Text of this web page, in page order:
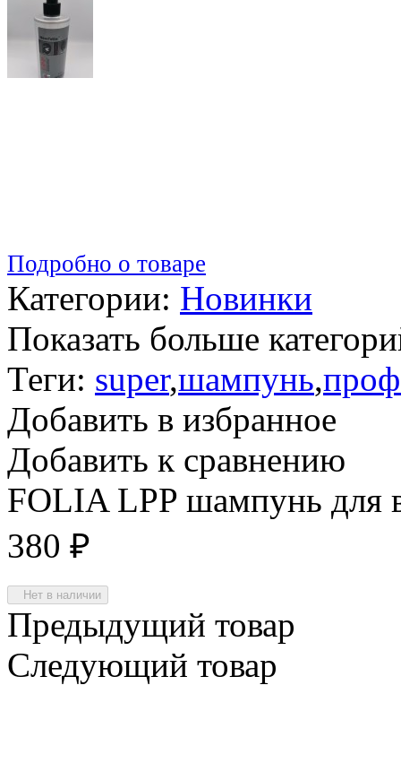
Подробно о товаре
Категории: Новинки
Показать больше
Теги: super,шампунь,
Добавить в избранное
Добавить к сравнению
FOLIA LPP шампунь для
380 ₽
Нет в наличии
Предыдущий товар
Следующий товар